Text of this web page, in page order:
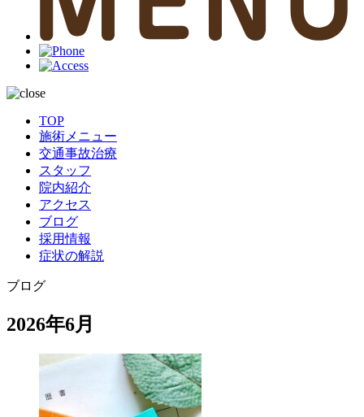
TOP
施術メニュー
交通事故治療
スタッフ
院内紹介
アクセス
ブログ
採用情報
症状の解説
ブログ
2026年6月